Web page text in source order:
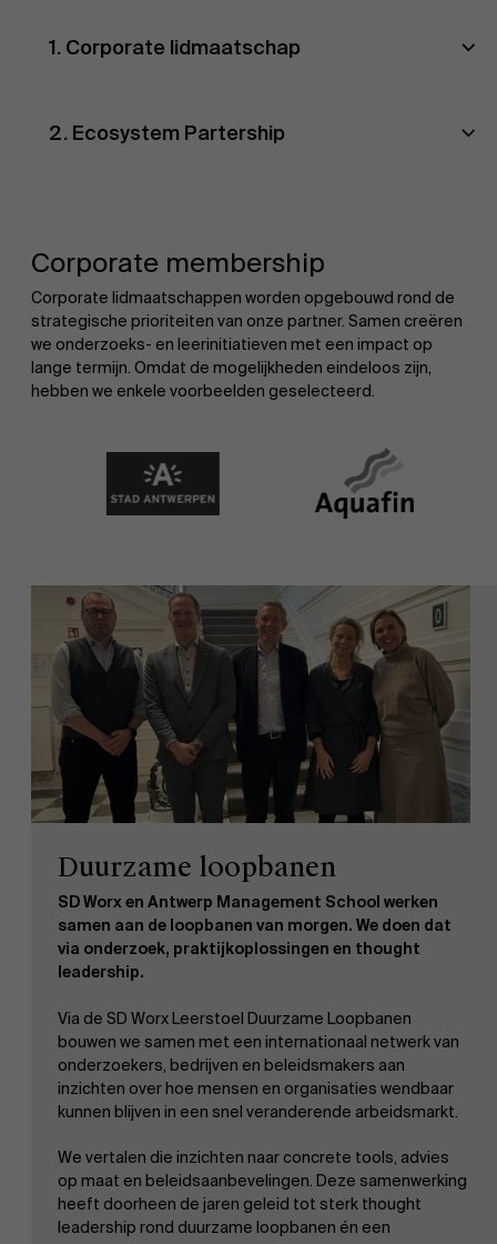
1. Corporate lidmaatschap
2. Ecosystem Partership
Corporate membership
Corporate lidmaatschappen worden opgebouwd rond de
strategische prioriteiten van onze partner. Samen creëren
we onderzoeks- en leerinitiatieven met een impact op
lange termijn. Omdat de mogelijkheden eindeloos zijn,
hebben we enkele voorbeelden geselecteerd.
Duurzame loopbanen
SD Worx en Antwerp Management School werken
samen aan de loopbanen van morgen. We doen dat
via onderzoek, praktijkoplossingen en thought
leadership.
Via de SD Worx Leerstoel Duurzame Loopbanen
bouwen we samen met een internationaal netwerk van
onderzoekers, bedrijven en beleidsmakers aan
inzichten over hoe mensen en organisaties wendbaar
kunnen blijven in een snel veranderende arbeidsmarkt.
We vertalen die inzichten naar concrete tools, advies
op maat en beleidsaanbevelingen. Deze samenwerking
heeft doorheen de jaren geleid tot sterk thought
leadership rond duurzame loopbanen én een